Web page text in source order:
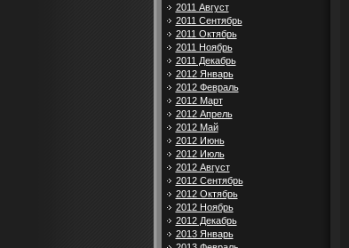
2011 Август
2011 Сентябрь
2011 Октябрь
2011 Ноябрь
2011 Декабрь
2012 Январь
2012 Февраль
2012 Март
2012 Апрель
2012 Май
2012 Июнь
2012 Июль
2012 Август
2012 Сентябрь
2012 Октябрь
2012 Ноябрь
2012 Декабрь
2013 Январь